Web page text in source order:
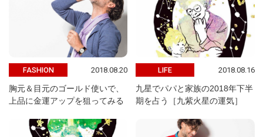
FASHION 2018.08.20
胸元＆目元のゴールド使いで、
上品に金運アップを狙ってみる
LIFE 2018.08.16
九星でパパと家族の2018年下半
期を占う［九紫火星の運気］